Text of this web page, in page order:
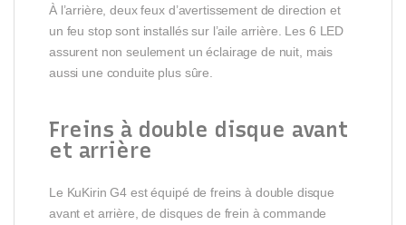
À l’arrière, deux feux d’avertissement de direction et
un feu stop sont installés sur l’aile arrière. Les 6 LED
assurent non seulement un éclairage de nuit, mais
aussi une conduite plus sûre.
Freins à double disque avant
et arrière
Le KuKirin G4 est équipé de freins à double disque
avant et arrière, de disques de frein à commande